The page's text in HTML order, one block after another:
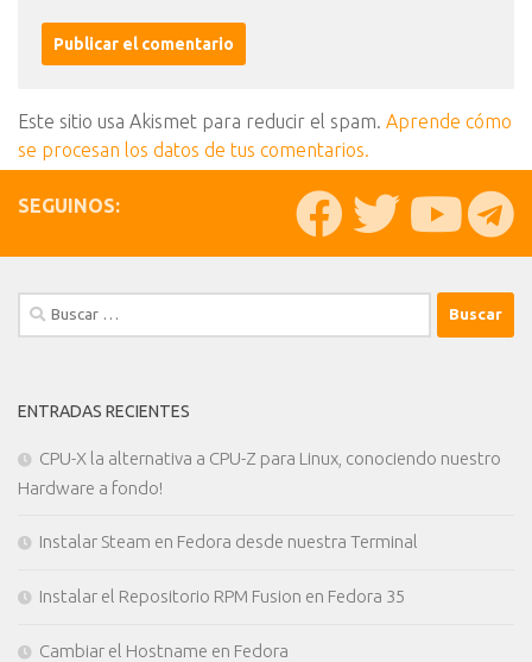
Este sitio usa Akismet para reducir el spam. Aprende cómo
se procesan los datos de tus comentarios.
SEGUINOS:
Buscar:
ENTRADAS RECIENTES
CPU-X la alternativa a CPU-Z para Linux, conociendo nuestro
Hardware a fondo!
Instalar Steam en Fedora desde nuestra Terminal
Instalar el Repositorio RPM Fusion en Fedora 35
Cambiar el Hostname en Fedora